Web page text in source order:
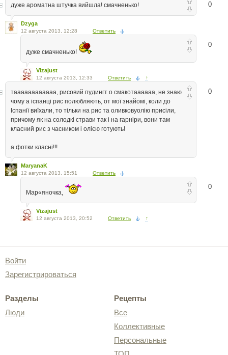
0
дуже ароматна штучка вийшла! смачненько!
Dzyga
12 августа 2013, 12:28 Ответить
0
дуже смачненько!
Vizajust
12 августа 2013, 12:33 Ответить ↑
0
таааааааааааа, рисовий пудингт о смакотаааааа, не знаю
чому а іспанці рис полюбляють, от мої знайомі, коли до
Іспанії виїхали, то тільки на рис та оливковуолію присіли,
причому як на солодкі страви так і на гарніри, вони там
класний рис з часником і олією готують!
а фотки класні!!!
MaryanaK
12 августа 2013, 15:51 Ответить
0
Мар«яночка,
Vizajust
12 августа 2013, 20:52 Ответить ↑
Войти
Зарегистрироваться
Разделы
Люди
Рецепты
Все
Коллективные
Персональные